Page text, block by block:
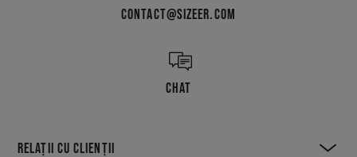
CONTACT@SIZEER.COM
CHAT
RELAȚII CU CLIENȚII